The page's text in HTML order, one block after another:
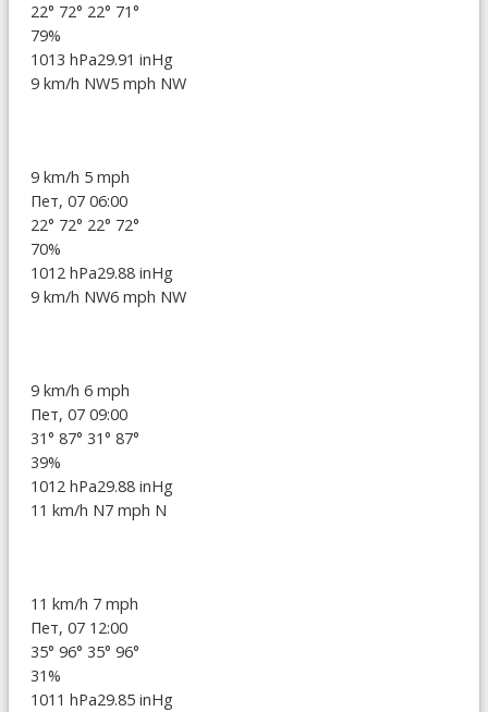
22° 72° 22° 71°
79%
1013 hPa29.91 inHg
9 km/h NW5 mph NW
9 km/h 5 mph
Пет, 07 06:00
22° 72° 22° 72°
70%
1012 hPa29.88 inHg
9 km/h NW6 mph NW
9 km/h 6 mph
Пет, 07 09:00
31° 87° 31° 87°
39%
1012 hPa29.88 inHg
11 km/h N7 mph N
11 km/h 7 mph
Пет, 07 12:00
35° 96° 35° 96°
31%
1011 hPa29.85 inHg